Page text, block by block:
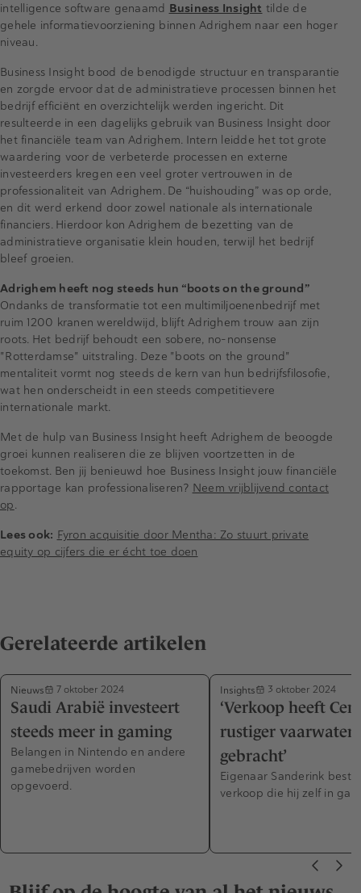
intelligence software genaamd Business Insight tilde de
gehele informatievoorziening binnen Adrighem naar een hoger
niveau.
Business Insight bood de benodigde structuur en transparantie
en zorgde ervoor dat de administratieve processen binnen het
bedrijf efficiënt en overzichtelijk werden ingericht. Dit
resulteerde in een dagelijks gebruik van Business Insight door
het financiële team van Adrighem. Intern leidde het tot grote
waardering voor de verbeterde processen en externe
investeerders kregen een veel groter vertrouwen in de
professionaliteit van Adrighem. De “huishouding” was op orde,
en dit werd erkend door zowel nationale als internationale
financiers. Hierdoor kon Adrighem de bezetting van de
administratieve organisatie klein houden, terwijl het bedrijf
bleef groeien.
Adrighem heeft nog steeds hun “boots on the ground”
Ondanks de transformatie tot een multimiljoenenbedrijf met
ruim 1200 kranen wereldwijd, blijft Adrighem trouw aan zijn
roots. Het bedrijf behoudt een sobere, no-nonsense
"Rotterdamse" uitstraling. Deze "boots on the ground"
mentaliteit vormt nog steeds de kern van hun bedrijfsfilosofie,
wat hen onderscheidt in een steeds competitievere
internationale markt.
Met de hulp van Business Insight heeft Adrighem de beoogde
groei kunnen realiseren die ze blijven voortzetten in de
toekomst. Ben jij benieuwd hoe Business Insight jouw financiële
rapportage kan professionaliseren? Neem vrijblijvend contact
op.
Lees ook: Fyron acquisitie door Mentha: Zo stuurt private
equity op cijfers die er écht toe doen
Gerelateerde artikelen
Nieuws 7 oktober 2024
Saudi Arabië investeert
steeds meer in gaming
Belangen in Nintendo en andere
gamebedrijven worden
opgevoerd.
Insights 3 oktober 2024
‘Verkoop heeft
rustiger vaarwater
gebracht’
Eigenaar Sanderink
verkoop die hij zelf in